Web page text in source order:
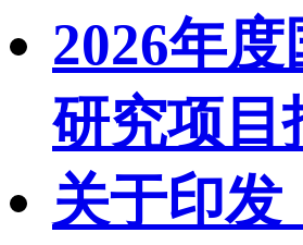
2026年
研究项目
关于印发